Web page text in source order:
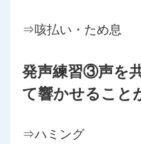
⇒咳払い・ため息
発声練習③声を
て響かせること
⇒ハミング